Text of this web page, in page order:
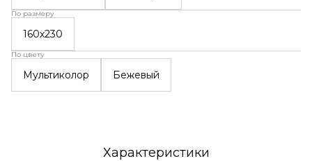
По размеру
160х230
По цвету
Мультиколор Бежевый
Характеристики